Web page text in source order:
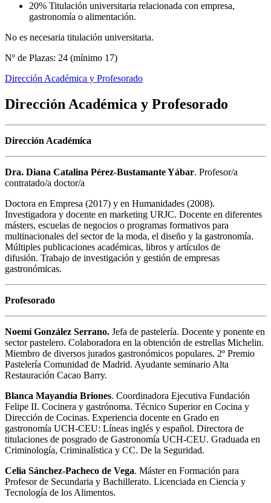
20% Titulación universitaria relacionada con empresa,
gastronomía o alimentación.
No es necesaria titulación universitaria.
Nº de Plazas: 24 (mínimo 17)
Dirección Académica y Profesorado
Dirección Académica y Profesorado
Dirección Académica
Dra. Diana Catalina Pérez-Bustamante Yábar. Profesor/a
contratado/a doctor/a
Doctora en Empresa (2017) y en Humanidades (2008).
Investigadora y docente en marketing URJC. Docente en diferentes
másters, escuelas de negocios o programas formativos para
multinacionales del sector de la moda, el diseño y la gastronomía.
Múltiples publicaciones académicas, libros y artículos de
difusión. Trabajo de investigación y gestión de empresas
gastronómicas.
Profesorado
Noemí González Serrano. Jefa de pastelería. Docente y ponente en
sector pastelero. Colaboradora en la obtención de estrellas Michelin.
Miembro de diversos jurados gastronómicos populares. 2º Premio
Pastelería Comunidad de Madrid. Ayudante seminario Alta
Restauración Cacao Barry.
Blanca Mayandía Briones. Coordinadora Ejecutiva Fundación
Felipe II. Cocinera y gastrónoma. Técnico Superior en Cocina y
Dirección de Cocinas. Experiencia docente en Grado en
gastronomía UCH-CEU: Líneas inglés y español. Directora de
titulaciones de posgrado de Gastronomía UCH-CEU. Graduada en
Criminología, Criminalística y CC. De la Seguridad.
Celia Sánchez-Pacheco de Vega. Máster en Formación para
Profesor de Secundaria y Bachillerato. Licenciada en Ciencia y
Tecnología de los Alimentos.